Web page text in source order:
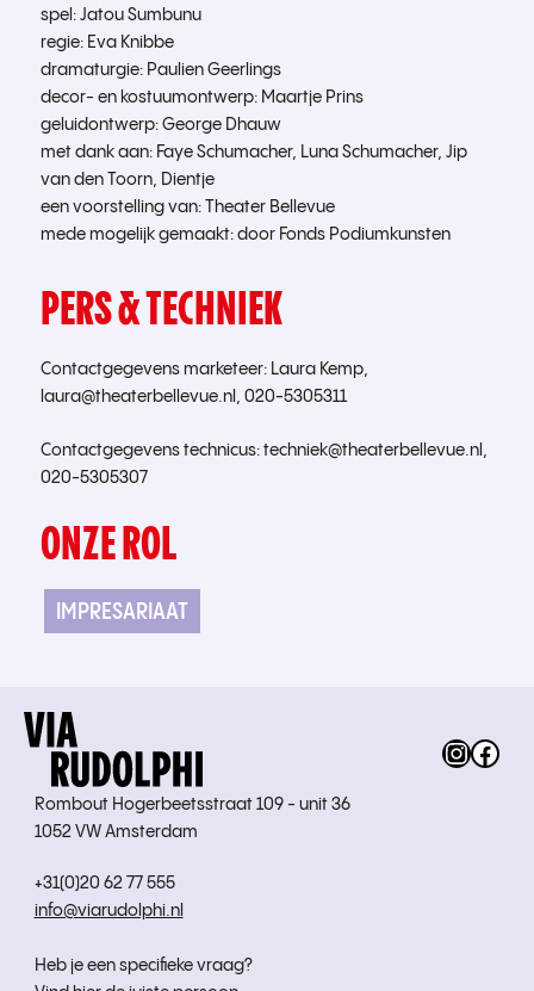
spel: Jatou Sumbunu
regie: Eva Knibbe
dramaturgie: Paulien Geerlings
decor- en kostuumontwerp: Maartje Prins
geluidontwerp: George Dhauw
met dank aan: Faye Schumacher, Luna Schumacher, Jip
van den Toorn, Dientje
een voorstelling van: Theater Bellevue
mede mogelijk gemaakt: door Fonds Podiumkunsten
PERS & TECHNIEK
Contactgegevens marketeer: Laura Kemp,
laura@theaterbellevue.nl, 020-5305311
Contactgegevens technicus: techniek@theaterbellevue.nl,
020-5305307
ONZE ROL
IMPRESARIAAT
Rombout Hogerbeetsstraat 109 - unit 36
1052 VW Amsterdam
+31(0)20 62 77 555
info@viarudolphi.nl
Heb je een specifieke vraag?